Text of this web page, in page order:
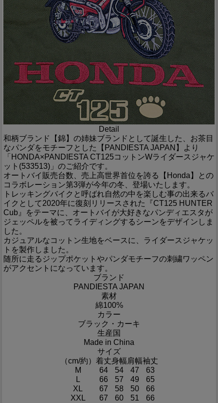
Detail
和柄ブランド【錦】の姉妹ブランドとして誕生した、お茶目
なパンダをモチーフとした【PANDIESTA JAPAN】より
「HONDA×PANDIESTA CT125コットンWライダースジャケ
ット(533513)」のご紹介です。
オートバイ販売台数、売上高世界首位を誇る【Honda】との
コラボレーション第3弾が今年の冬、登場いたします。
トレッキングバイクと呼ばれ自然の中を楽しむ事の出来るバ
イクとして2020年に復刻リリースされた『CT125 HUNTER
Cub』をテーマに、オートバイが大好きなパンディエスタが
ジェッペルを被ってライディングするシーンをデザインしま
した。
カジュアルなコットン生地をベースに、ライダースジャケッ
トを製作しました。
随所に走るジップポケットやパンダモチーフの刺繍ワッペン
がアクセントになっています。
ブランド
PANDIESTA JAPAN
素材
綿100%
カラー
ブラック・カーキ
生産国
Made in China
サイズ
（cm/約） 着丈身幅肩幅袖丈
M
64 54 47
63
L
66 57 49
65
XL
67 58 50
66
XXL
67 60 51 66